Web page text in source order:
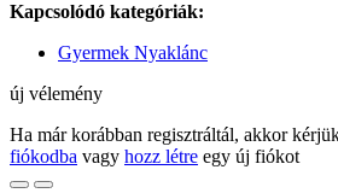
Kapcsolódó kategóriák:
Gyermek Nyaklánc
új vélemény
Ha már korábban regisztráltál, akkor
fiókodba vagy hozz létre egy új fiókot